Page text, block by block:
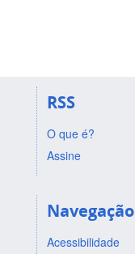
RSS
O que é?
Assine
Navegação
Acessibilidade